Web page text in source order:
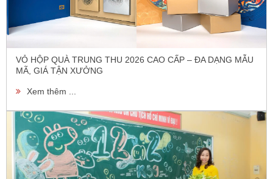
VỎ HỘP QUÀ TRUNG THU 2026 CAO CẤP – ĐA DẠNG MẪU
MÃ, GIÁ TẬN XƯỞNG
Xem thêm ...